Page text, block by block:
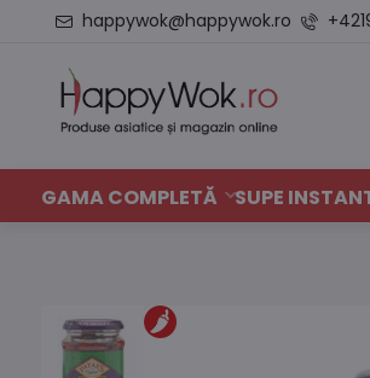
happywok@happywok.ro
GAMA COMPLETĂ SUPE